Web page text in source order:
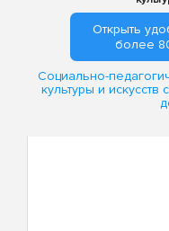
Открыть
более
Социально-
культуры и искусств